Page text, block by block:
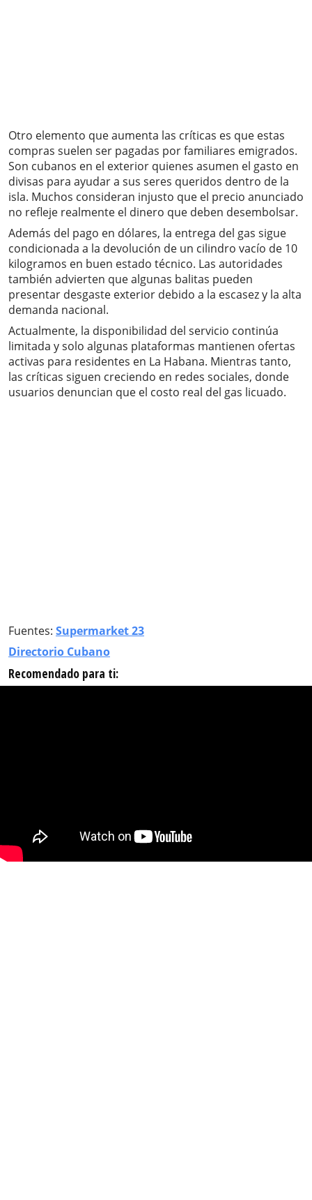
Otro elemento que aumenta las críticas es que estas
compras suelen ser pagadas por familiares emigrados.
Son cubanos en el exterior quienes asumen el gasto en
divisas para ayudar a sus seres queridos dentro de la
isla. Muchos consideran injusto que el precio anunciado
no refleje realmente el dinero que deben desembolsar.
Además del pago en dólares, la entrega del gas sigue
condicionada a la devolución de un cilindro vacío de 10
kilogramos en buen estado técnico. Las autoridades
también advierten que algunas balitas pueden
presentar desgaste exterior debido a la escasez y la alta
demanda nacional.
Actualmente, la disponibilidad del servicio continúa
limitada y solo algunas plataformas mantienen ofertas
activas para residentes en La Habana. Mientras tanto,
las críticas siguen creciendo en redes sociales, donde
usuarios denuncian que el costo real del gas licuado.
Fuentes: Supermarket 23
Directorio Cubano
Recomendado para ti: